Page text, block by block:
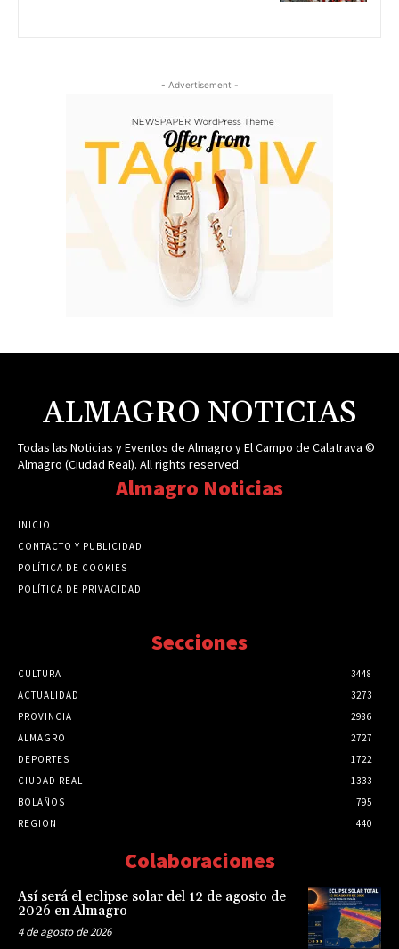
- Advertisement -
ALMAGRO NOTICIAS
Todas las Noticias y Eventos de Almagro y El Campo de Calatrava ©
Almagro (Ciudad Real). All rights reserved.
Almagro Noticias
INICIO
CONTACTO Y PUBLICIDAD
POLÍTICA DE COOKIES
POLÍTICA DE PRIVACIDAD
Secciones
CULTURA
3448
ACTUALIDAD
3273
PROVINCIA
2986
ALMAGRO
2727
DEPORTES
1722
CIUDAD REAL
1333
BOLAÑOS
795
REGION
440
Colaboraciones
Así será el eclipse solar del 12 de agosto de
2026 en Almagro
4 de agosto de 2026